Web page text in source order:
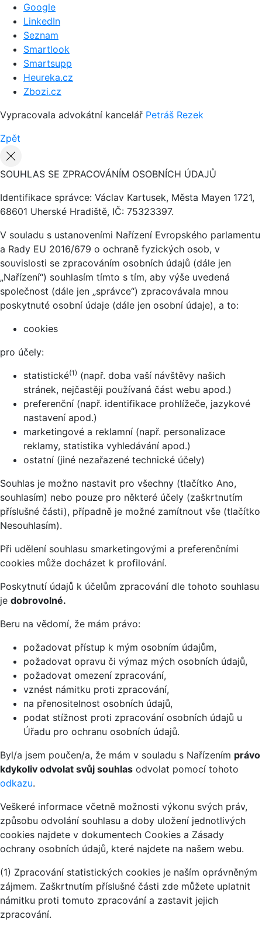
Google
LinkedIn
Seznam
Smartlook
Smartsupp
Heureka.cz
Zbozi.cz
Vypracovala advokátní kancelář Petráš Rezek
Zpět
SOUHLAS SE ZPRACOVÁNÍM OSOBNÍCH ÚDAJŮ
Identifikace správce: Václav Kartusek, Města Mayen 1721,
68601 Uherské Hradiště, IČ: 75323397.
V souladu s ustanoveními Nařízení Evropského parlamentu
a Rady EU 2016/679 o ochraně fyzických osob, v
souvislosti se zpracováním osobních údajů (dále jen
„Nařízení“) souhlasím tímto s tím, aby výše uvedená
společnost (dále jen „správce“) zpracovávala mnou
poskytnuté osobní údaje (dále jen osobní údaje), a to:
cookies
pro účely:
statistické(1) (např. doba vaší návštěvy našich
stránek, nejčastěji používaná část webu apod.)
preferenční (např. identifikace prohlížeče, jazykové
nastavení apod.)
marketingové a reklamní (např. personalizace
reklamy, statistika vyhledávání apod.)
ostatní (jiné nezařazené technické účely)
Souhlas je možno nastavit pro všechny (tlačítko Ano,
souhlasím) nebo pouze pro některé účely (zaškrtnutím
příslušné části), případně je možné zamítnout vše (tlačítko
Nesouhlasím).
Při udělení souhlasu smarketingovými a preferenčními
cookies může docházet k profilování.
Poskytnutí údajů k účelům zpracování dle tohoto souhlasu
je dobrovolné.
Beru na vědomí, že mám právo:
požadovat přístup k mým osobním údajům,
požadovat opravu či výmaz mých osobních údajů,
požadovat omezení zpracování,
vznést námitku proti zpracování,
na přenositelnost osobních údajů,
podat stížnost proti zpracování osobních údajů u
Úřadu pro ochranu osobních údajů.
Byl/a jsem poučen/a, že mám v souladu s Nařízením právo
kdykoliv odvolat svůj souhlas odvolat pomocí tohoto
odkazu.
Veškeré informace včetně možnosti výkonu svých práv,
způsobu odvolání souhlasu a doby uložení jednotlivých
cookies najdete v dokumentech Cookies a Zásady
ochrany osobních údajů, které najdete na našem webu.
(1) Zpracování statistických cookies je naším oprávněným
zájmem. Zaškrtnutím příslušné části zde můžete uplatnit
námitku proti tomuto zpracování a zastavit jejich
zpracování.